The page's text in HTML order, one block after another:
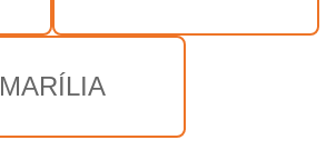
MARÍLIA